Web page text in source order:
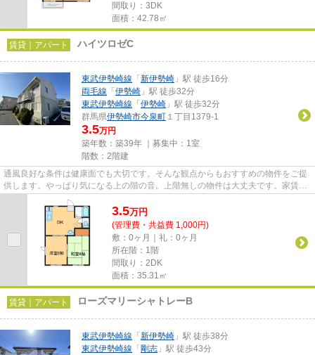
間取り：3DK
面積：42.78㎡
賃貸｜アパート ハイツロゼC
東武伊勢崎線 「 新伊勢崎 」駅 徒歩16分
両毛線 「 伊勢崎 」駅 徒歩32分
東武伊勢崎線 「 伊勢崎 」駅 徒歩32分
群馬県伊勢崎市今泉町 １丁目1379-1
3.5万円
築年数：築39年 ｜募集中： 1室
階数：2階建
通風良好な条件は健康面でも大切です。そんな観点からもおすすめの物件をご提
供します。やっぱり気になる上の階の音。上階無しの物件は大丈夫です。家賃は
月々3.5万円でございます。気...
3.5万円
(管理費・共益費 1,000円)
敷：0ヶ月｜礼：0ヶ月
所在階：1階
間取り：2DK
面積：35.31㎡
賃貸｜アパート ローズマリーシャトレーB
東武伊勢崎線 「 新伊勢崎 」駅 徒歩38分
東武伊勢崎線 「 剛志 」駅 徒歩43分